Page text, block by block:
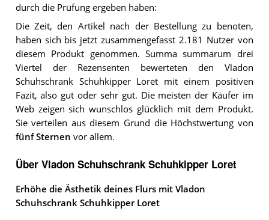
durch die Prüfung ergeben haben:
Die Zeit, den Artikel nach der Bestellung zu benoten,
haben sich bis jetzt zusammengefasst 2.181 Nutzer von
diesem Produkt genommen. Summa summarum drei
Viertel der Rezensenten bewerteten den Vladon
Schuhschrank Schuhkipper Loret mit einem positiven
Fazit, also gut oder sehr gut. Die meisten der Käufer im
Web zeigen sich wunschlos glücklich mit dem Produkt.
Sie verteilen aus diesem Grund die Höchstwertung von
fünf Sternen vor allem.
Über Vladon Schuhschrank Schuhkipper Loret
Erhöhe die Ästhetik deines Flurs mit Vladon
Schuhschrank Schuhkipper Loret